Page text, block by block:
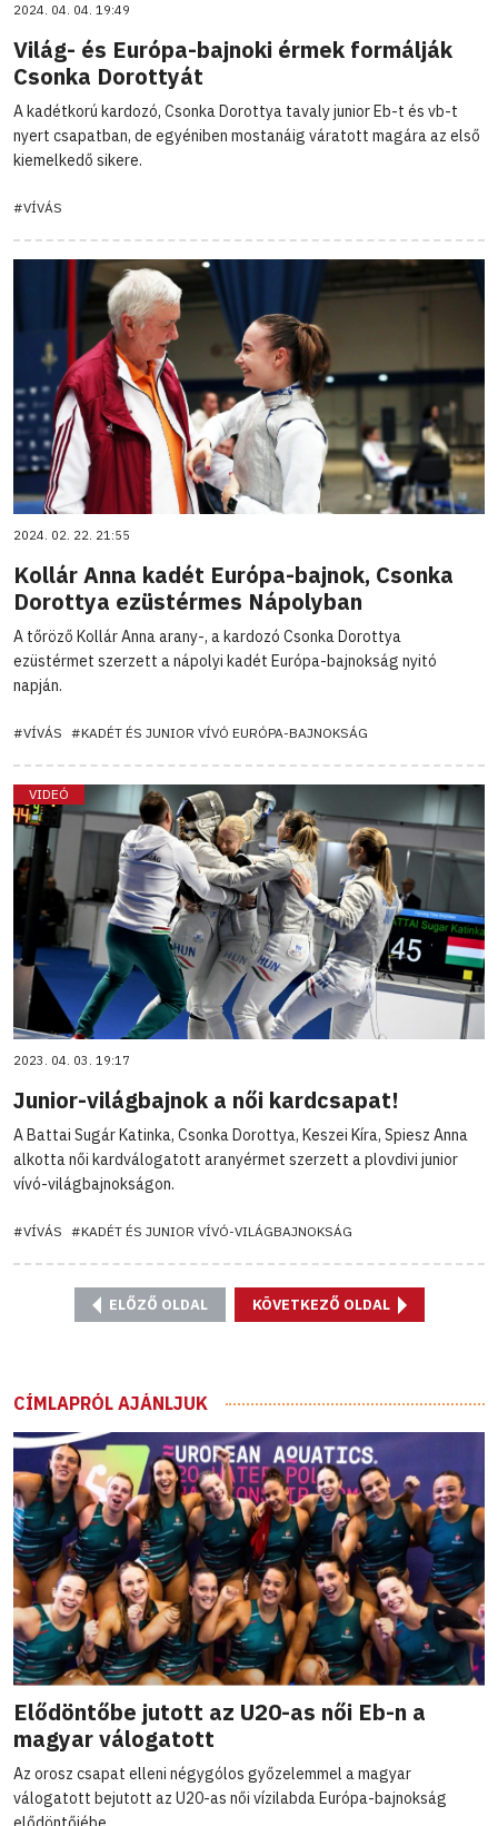
2024. 04. 04. 19:49
Világ- és Európa-bajnoki érmek formálják
Csonka Dorottyát
A kadétkorú kardozó, Csonka Dorottya tavaly junior Eb-t és vb-t
nyert csapatban, de egyéniben mostanáig váratott magára az első
kiemelkedő sikere.
#VÍVÁS
2024. 02. 22. 21:55
Kollár Anna kadét Európa-bajnok, Csonka
Dorottya ezüstérmes Nápolyban
A tőröző Kollár Anna arany-, a kardozó Csonka Dorottya
ezüstérmet szerzett a nápolyi kadét Európa-bajnokság nyitó
napján.
#VÍVÁS #KADÉT ÉS JUNIOR VÍVÓ EURÓPA-BAJNOKSÁG
VIDEÓ
2023. 04. 03. 19:17
Junior-világbajnok a női kardcsapat!
A Battai Sugár Katinka, Csonka Dorottya, Keszei Kíra, Spiesz Anna
alkotta női kardválogatott aranyérmet szerzett a plovdivi junior
vívó-világbajnokságon.
#VÍVÁS #KADÉT ÉS JUNIOR VÍVÓ-VILÁGBAJNOKSÁG
ELŐZŐ OLDAL KÖVETKEZŐ OLDAL
CÍMLAPRÓL AJÁNLJUK
Elődöntőbe jutott az U20-as női Eb-n a
magyar válogatott
Az orosz csapat elleni négygólos győzelemmel a magyar
válogatott bejutott az U20-as női vízilabda Európa-bajnokság